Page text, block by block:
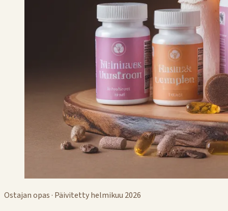
Ostajan opas · Päivitetty helmikuu 2026